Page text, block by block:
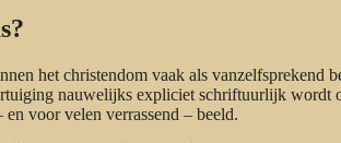
het christendom vaak als vanzelfsprekend
nauwelijks expliciet schriftuurlijk wordt
voor velen verrassend – beeld.